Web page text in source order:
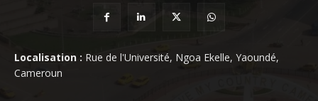
Localisation : Rue de l'Université, Ngoa Ekelle, Yaoundé,
Cameroun